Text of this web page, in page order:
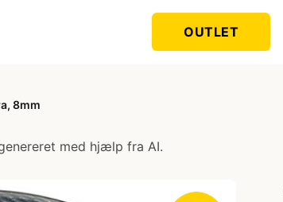
OUTLET
8mm
med hjælp fra AI.